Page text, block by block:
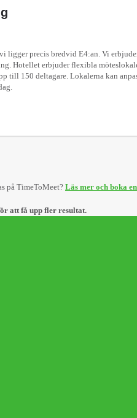
precis bredvid E4:an. Vi
Hotellet erbjuder flexibla
till 150 deltagare. Lokalerna kan
på TimeToMeet? Läs mer och boka
att få upp fler resultat.